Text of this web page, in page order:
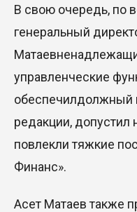
В свою очередь, по
генеральный
Матаев
управленческие
обеспечилдолжный
редакции, допустил
повлекли тяжкие
Финанс».
Асет Матаевтакже